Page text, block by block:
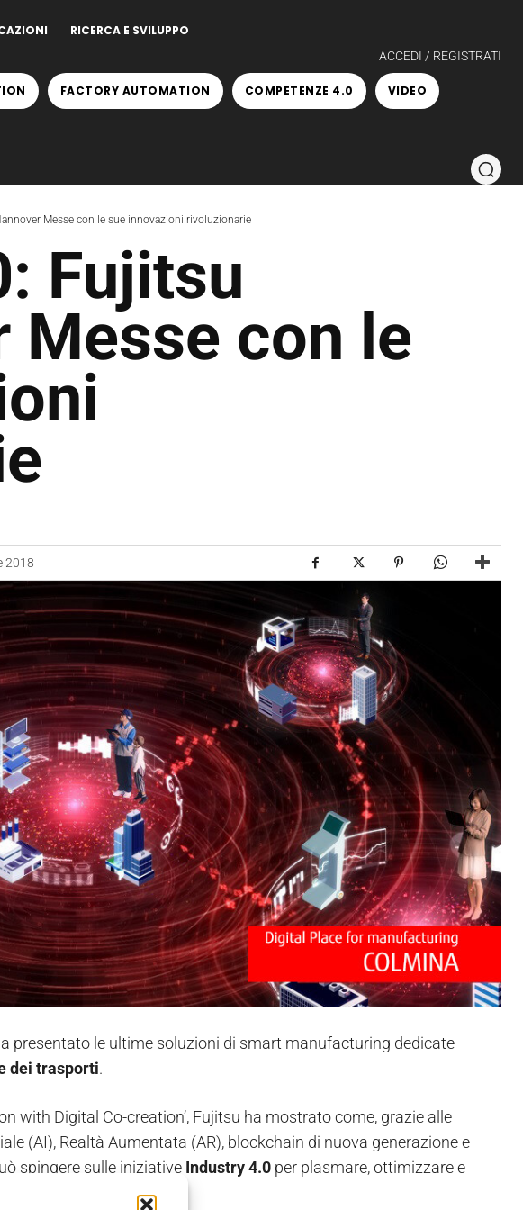
RICERCA E SVILUPPO
ACCEDI / REGISTRATI
FACTORY AUTOMATION COMPETENZE 4.0 VIDEO
Messe con le sue innovazioni rivoluzionarie
Fujitsu
Messe con le
2018
presentato le ultime soluzioni di smart manufacturing dedicate
dei trasporti.
with Digital Co-creation’, Fujitsu ha mostrato come, grazie alle
(AI), Realtà Aumentata (AR), blockchain di nuova generazione e
spingere sulle iniziative Industry 4.0 per plasmare, ottimizzare e